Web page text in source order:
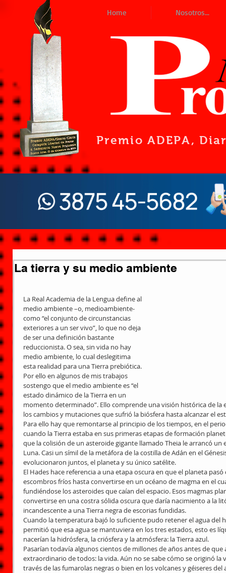
Home Nosotros...
Premio ADEPA,
La tierra y su medio ambiente
La Real Academia de la Lengua define al
medio ambiente –o, medioambiente-
como “el conjunto de circunstancias
exteriores a un ser vivo”, lo que no deja
de ser una definición bastante
reduccionista. O sea, sin vida no hay
medio ambiente, lo cual deslegitima
esta realidad para una Tierra prebiótica.
Por ello en algunos de mis trabajos
sostengo que el medio ambiente es “el
estado dinámico de la Tierra en un
momento determinado”. Ello comprende una visión histórica de
los cambios y mutaciones que sufrió la biósfera hasta alcanzar el
Para ello hay que remontarse al principio de los tiempos, en el
cuando la Tierra estaba en sus primeras etapas de formación
que la colisión de un asteroide gigante llamado Theia le arrancó
Luna. Casi un símil de la metáfora de la costilla de Adán en el
evolucionaron juntos, el planeta y su único satélite.
El Hades hace referencia a una etapa oscura en que el planeta
escombros fríos hasta convertirse en un océano de magma en el
fundiéndose los asteroides que caían del espacio. Esos magmas
convertirse en una costra sólida oscura que daría nacimiento a la
incandescente a una Tierra negra de escorias fundidas.
Cuando la temperatura bajó lo suficiente pudo retener el agua del
permitió que esa agua se mantuviera en los tres estados, esto es
nacerían la hidrósfera, la criósfera y la atmósfera: la Tierra azul.
Pasarían todavía algunos cientos de millones de años antes de
extraordinario de todos: la vida. Aún no se sabe cómo se originó la
través de las fumarolas negras o bien en los volcanes y géiseres